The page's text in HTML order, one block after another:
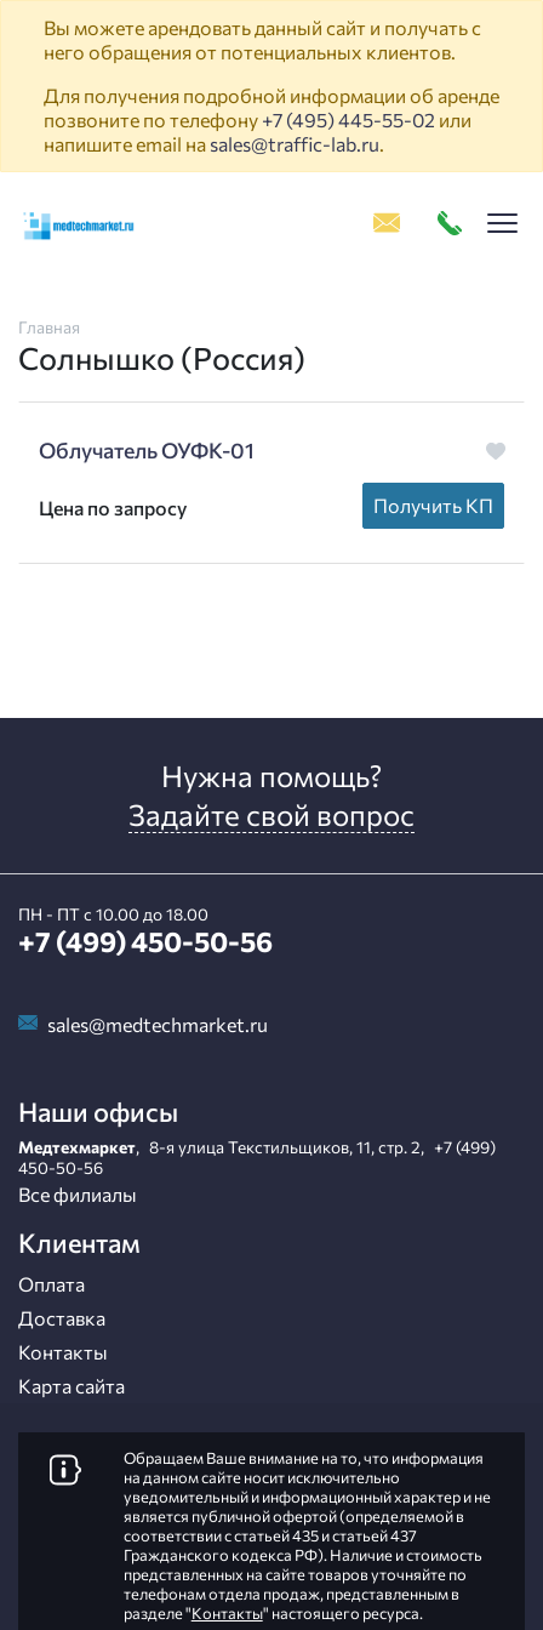
Вы можете арендовать данный сайт и получать с
него обращения от потенциальных клиентов.
Для получения подробной информации об аренде
позвоните по телефону +7 (495) 445-55-02 или
напишите email на sales@traffic-lab.ru.
Главная
Солнышко (Россия)
Облучатель ОУФК-01
Цена по запросу Получить КП
Нужна помощь?
Задайте свой вопрос
ПН - ПТ с 10.00 до 18.00
+7 (499) 450-50-56
sales@medtechmarket.ru
Наши офисы
Медтехмаркет, 8-я улица Текстильщиков, 11, стр. 2, +7 (499)
450-50-56
Все филиалы
Клиентам
Оплата
Доставка
Контакты
Карта сайта
Обращаем Ваше внимание на то, что информация
на данном сайте носит исключительно
уведомительный и информационный характер и не
является публичной офертой (определяемой в
соответствии с статьей 435 и статьей 437
Гражданского кодекса РФ). Наличие и стоимость
представленных на сайте товаров уточняйте по
телефонам отдела продаж, представленным в
разделе "Контакты" настоящего ресурса.